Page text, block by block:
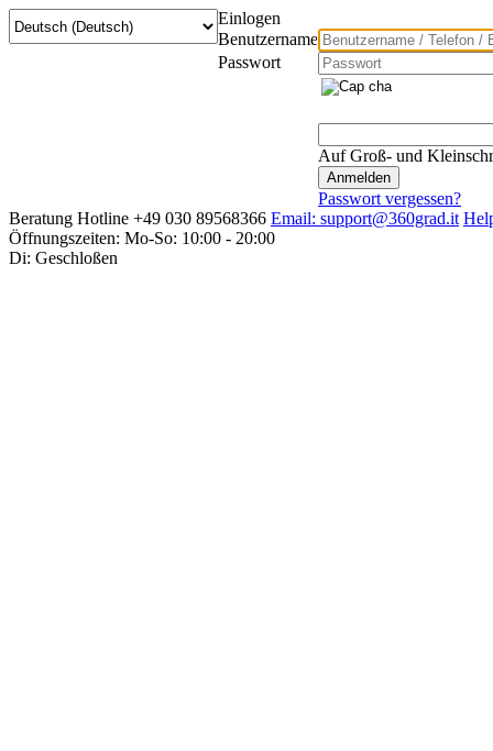
Einlogen
Benutzername
Passwort
Auf Groß- und
Passwort vergessen?
Beratung Hotline +49 030 89568366 Email: support@360grad.it
Öffnungszeiten: Mo-So: 10:00 - 20:00
Di: Geschloßen